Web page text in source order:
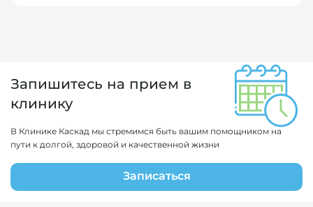
Запишитесь на прием в
клинику
В Клинике Каскад мы стремимся быть вашим помощником на
пути к долгой, здоровой и качественной жизни
Записаться